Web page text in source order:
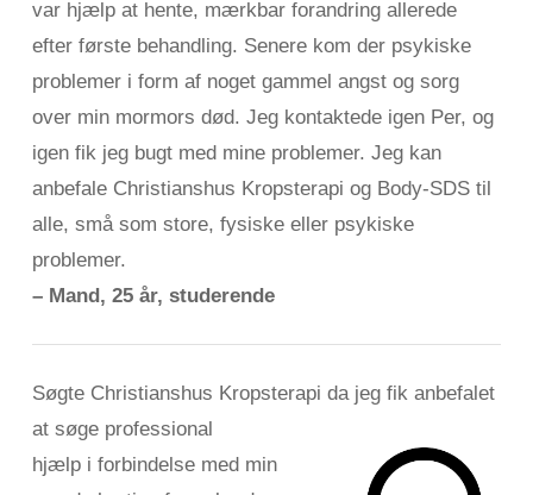
var hjælp at hente, mærkbar forandring allerede
efter første behandling. Senere kom der psykiske
problemer i form af noget gammel angst og sorg
over min mormors død. Jeg kontaktede igen Per, og
igen fik jeg bugt med mine problemer. Jeg kan
anbefale Christianshus Kropsterapi og Body-SDS til
alle, små som store, fysiske eller psykiske
problemer.
– Mand, 25 år, studerende
Søgte Christianshus Kropsterapi da jeg fik anbefalet
at søge professional
hjælp iforbindelse med min